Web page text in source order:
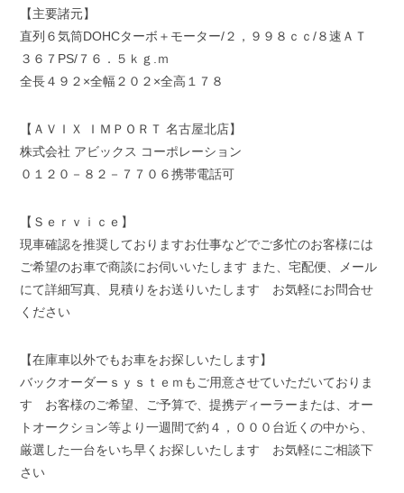
【主要諸元】
直列６気筒DOHCターボ＋モーター/２，９９８ｃｃ/８速ＡＴ
３６７PS/７６．５ｋｇ.ｍ
全長４９２×全幅２０２×全高１７８
【ＡＶＩＸ ＩＭＰＯＲＴ 名古屋北店】
株式会社 アビックス コーポレーション
０１２０－８２－７７０６携帯電話可
【Ｓｅｒｖｉｃｅ】
現車確認を推奨しておりますお仕事などでご多忙のお客様には
ご希望のお車で商談にお伺いいたします また、宅配便、メール
にて詳細写真、見積りをお送りいたします お気軽にお問合せ
ください
【在庫車以外でもお車をお探しいたします】
バックオーダーｓｙｓｔｅｍもご用意させていただいておりま
す お客様のご希望、ご予算で、提携ディーラーまたは、オー
トオークション等より一週間で約４，０００台近くの中から、
厳選した一台をいち早くお探しいたします お気軽にご相談下
さい